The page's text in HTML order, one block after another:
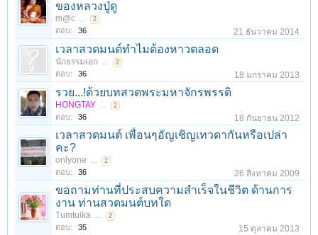
ของหลวงปู่ดู ่
m@c ... 2
ตอบ: 36 21 ธันวาคม 2014
เวลาสวดมนต์ทำไมต้องหาวตลอด
นักธรรมเอก ... 2
ตอบ: 36 18 มกราคม 2013
รวย...!ด้วยบทสวดพระมหาจักรพรรดิ
HONGTAY ... 2
ตอบ: 36 18 กันยายน 2012
เวลาสวดมนต์ เพื่อนๆอัญเชิญเทวดากันหรือเปล่า
คะ?
onlyone ... 2
ตอบ: 36 26 สิงหาคม 2009
ขอถามท่านที่ประสบความสำเร็จในชีวิต ด้านการ
งาน ท่านสวดมนต์บทใด
Tumtuika ... 2
ตอบ: 35 15 ตุลาคม 2013